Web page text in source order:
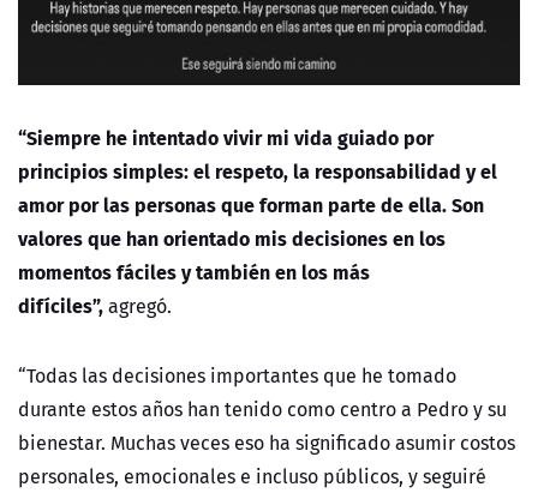
“Siempre he intentado vivir mi vida guiado por
principios simples: el respeto, la responsabilidad y el
amor por las personas que forman parte de ella. Son
valores que han orientado mis decisiones en los
momentos fáciles y también en los más
difíciles”,agregó.
“Todas las decisiones importantes que he tomado
durante estos años han tenido como centro a Pedro y su
bienestar. Muchas veces eso ha significado asumir costos
personales, emocionales e incluso públicos, y seguiré